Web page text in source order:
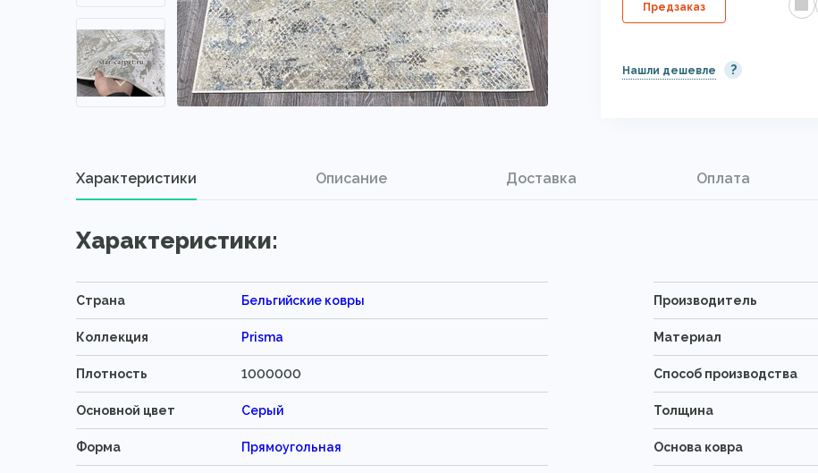
Предзаказ
Нашли дешевле ?
Характеристики Описание Доставка Оплата
Характеристики:
Страна Бельгийские ковры Производитель
Коллекция Prisma Материал
Плотность 1000000 Способ производства
Основной цвет Серый Толщина
Форма Прямоугольная Основа ковра